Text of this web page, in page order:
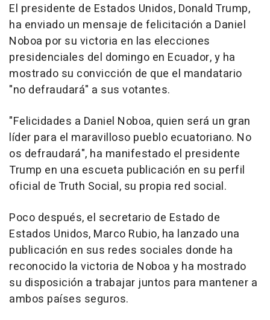
El presidente de Estados Unidos, Donald Trump,
ha enviado un mensaje de felicitación a Daniel
Noboa por su victoria en las elecciones
presidenciales del domingo en Ecuador, y ha
mostrado su convicción de que el mandatario
"no defraudará" a sus votantes.
"Felicidades a Daniel Noboa, quien será un gran
líder para el maravilloso pueblo ecuatoriano. No
os defraudará", ha manifestado el presidente
Trump en una escueta publicación en su perfil
oficial de Truth Social, su propia red social.
Poco después, el secretario de Estado de
Estados Unidos, Marco Rubio, ha lanzado una
publicación en sus redes sociales donde ha
reconocido la victoria de Noboa y ha mostrado
su disposición a trabajar juntos para mantener a
ambos países seguros.